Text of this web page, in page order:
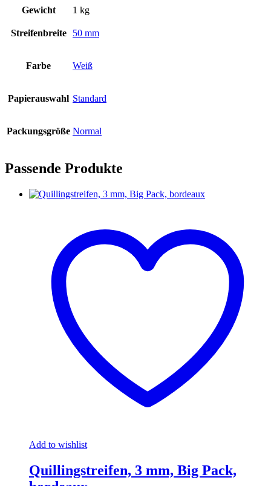
Gewicht 1 kg
Streifenbreite 50 mm
Farbe Weiß
Papierauswahl Standard
Packungsgröße Normal
Passende Produkte
Add to wishlist
Quillingstreifen, 3 mm, Big Pack,